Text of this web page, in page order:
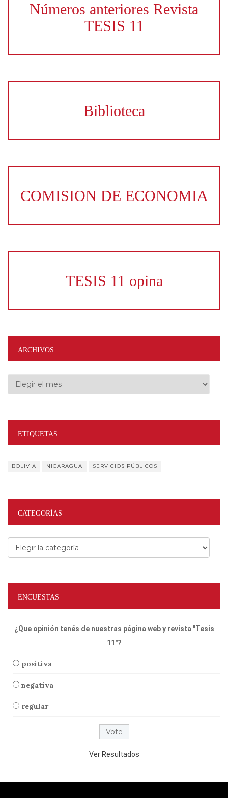
Números anteriores Revista
TESIS 11
Biblioteca
COMISION DE ECONOMIA
TESIS 11 opina
ARCHIVOS
Archivos
ETIQUETAS
BOLIVIA NICARAGUA SERVICIOS PÚBLICOS
CATEGORÍAS
Categorías
ENCUESTAS
¿Que opinión tenés de nuestras página web y revista "Tesis
11"?
positiva
negativa
regular
Ver Resultados